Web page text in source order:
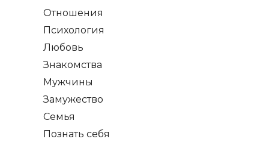
Отношения
Психология
Любовь
Знакомства
Мужчины
Замужество
Семья
Познать себя